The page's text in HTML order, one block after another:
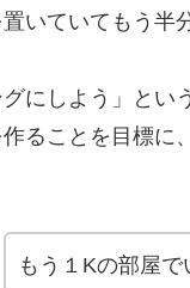
いていてもう半
にしよう」とい
ることを目標に
もう１Kの部屋で